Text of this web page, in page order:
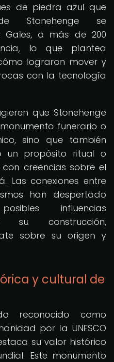
de piedra azul que
Stonehenge se
Gales, a más de 200
lo que plantea
lograron mover y
con la tecnología
que Stonehenge
funerario o
sino que también
un propósito ritual o
creencias sobre el
Las conexiones entre
han despertado
influencias
su construcción,
sobre su origen y
y cultural de
reconocido como
por la UNESCO
su valor histórico
Este monumento